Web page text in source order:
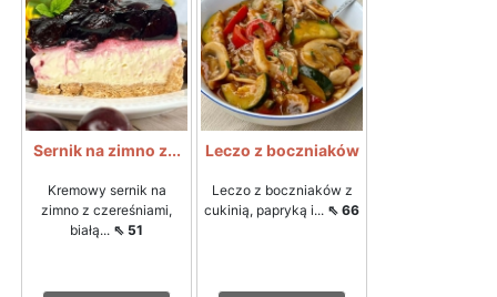
Sernik na zimno z...
Kremowy sernik na
zimno z czereśniami,
białą... ⇖ 51
Leczo z boczniaków
Leczo z boczniaków z
cukinią, papryką i... ⇖ 66